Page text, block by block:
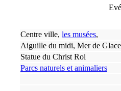
Centre ville, les musées,
Aiguille du midi, Mer de Glace
Statue du Christ Roi
Parcs naturels et animaliers